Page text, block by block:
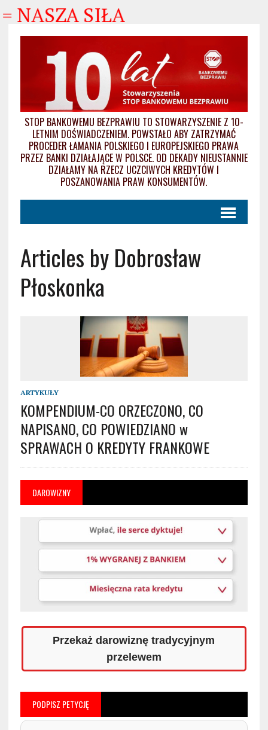
SIŁA
STOP BANKOWEMU BEZPRAWIU TO STOWARZYSZENIE Z 10-
LETNIM DOŚWIADCZENIEM. POWSTAŁO ABY ZATRZYMAĆ
PROCEDER ŁAMANIA POLSKIEGO I EUROPEJSKIEGO PRAWA
PRZEZ BANKI DZIAŁAJĄCE W POLSCE. OD DEKADY NIEUSTANNIE
DZIAŁAMY NA RZECZ UCZCIWYCH KREDYTÓW I
POSZANOWANIA PRAW KONSUMENTÓW.
Articles by Dobrosław
Płoskonka
ARTYKUŁY
KOMPENDIUM-CO ORZECZONO, CO
NAPISANO, CO POWIEDZIANO w
SPRAWACH O KREDYTY FRANKOWE
DAROWIZNY
Przekaż darowiznę tradycyjnym
przelewem
PODPISZ PETYCJĘ